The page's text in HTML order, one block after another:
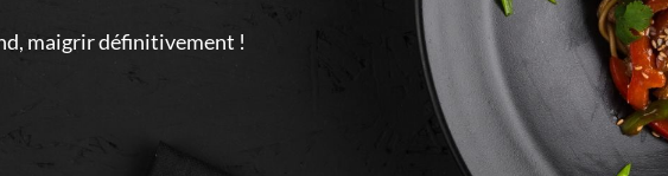
maigrir définitivement !